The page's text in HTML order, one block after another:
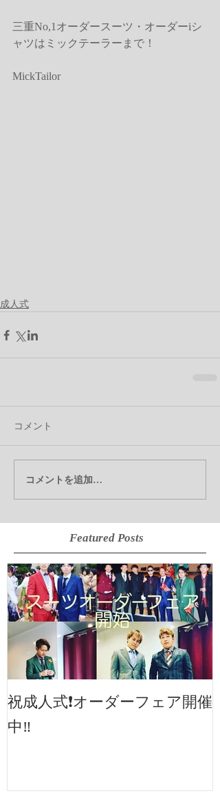
三重No,1オーダースーツ・オーダーiシ
ャツはミックテーラーまで！
MickTailor
成人式
コメント
コメントを追加…
Featured Posts
祝成人式❗️オーダーフェア開催
中‼️